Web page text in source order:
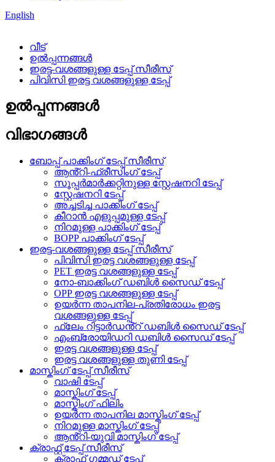
English
വീട്
ഉൽപ്പന്നങ്ങൾ
ഇരട്ട-വശങ്ങളുള്ള ടേപ്പ് സീരീസ്
പിവിസി ഇരട്ട വശങ്ങളുള്ള ടേപ്പ്
ഉൽപ്പന്നങ്ങൾ
വിഭാഗങ്ങൾ
ബോപ്പ് പാക്കിംഗ് ടേപ്പ് സീരീസ്
ആൻ്റി-ഫ്രീസിംഗ് ടേപ്പ്
സൂപ്പർമാർക്കറ്റിനുള്ള സ്റ്റേഷനറി ടേപ്പ്
സ്റ്റേഷനറി ടേപ്പ്
അച്ചടിച്ച പാക്കിംഗ് ടേപ്പ്
കീറാൻ എളുപ്പമുള്ള ടേപ്പ്
നിറമുള്ള പാക്കിംഗ് ടേപ്പ്
BOPP പാക്കിംഗ് ടേപ്പ്
ഇരട്ട-വശങ്ങളുള്ള ടേപ്പ് സീരീസ്
പിവിസി ഇരട്ട വശങ്ങളുള്ള ടേപ്പ്
PET ഇരട്ട വശങ്ങളുള്ള ടേപ്പ്
നോ-ബാക്കിംഗ് ഡബിൾ സൈഡ് ടേപ്പ്
OPP ഇരട്ട വശങ്ങളുള്ള ടേപ്പ്
ഉയർന്ന താപനില-പ്രതിരോധം ഇരട്ട
വശങ്ങളുള്ള ടേപ്പ്
ഫ്ലേം റിട്ടാർഡൻ്റ് ഡബിൾ സൈഡ് ടേപ്പ്
എംബ്രോയിഡറി ഡബിൾ സൈഡ് ടേപ്പ്
ഇരട്ട വശങ്ങളുള്ള ടേപ്പ്
ഇരട്ട വശങ്ങളുള്ള തുണി ടേപ്പ്
മാസ്കിംഗ് ടേപ്പ് സീരീസ്
വാഷി ടേപ്പ്
മാസ്കിംഗ് ടേപ്പ്
മാസ്കിംഗ് ഫിലിം
ഉയർന്ന താപനില മാസ്കിംഗ് ടേപ്പ്
നിറമുള്ള മാസ്കിംഗ് ടേപ്പ്
ആൻ്റി-യുവി മാസ്കിംഗ് ടേപ്പ്
ക്രാഫ്റ്റ് ടേപ്പ് സീരീസ്
ക്രാഫ്റ്റ് ഗമ്മഡ് ടേപ്പ്